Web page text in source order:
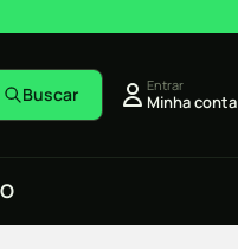
Buscar Entrar
Minha conta